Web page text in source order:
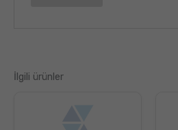
İlgili ürünler